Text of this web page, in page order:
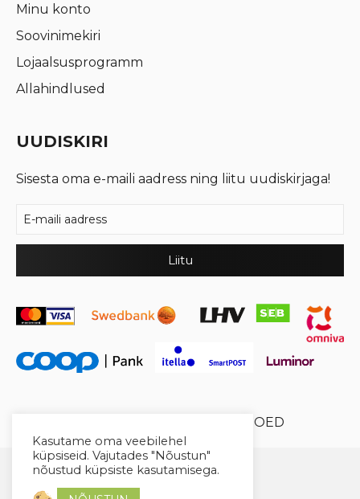
Minu konto
Soovinimekiri
Lojaalsusprogramm
Allahindlused
UUDISKIRI
Sisesta oma e-maili aadress ning liitu uudiskirjaga!
XYSUM E-POED
Kasutame oma veebilehel
küpsiseid. Vajutades "Nõustun"
nõustud küpsiste kasutamisega.